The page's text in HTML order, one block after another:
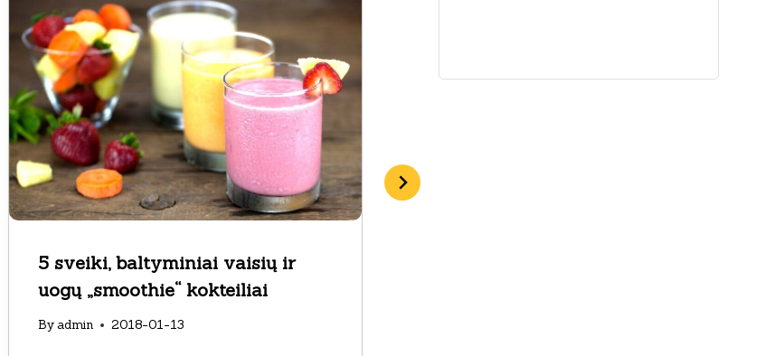
5 sveiki, baltyminiai vaisių ir
uogų „smoothie“ kokteiliai
By admin 2018-01-13